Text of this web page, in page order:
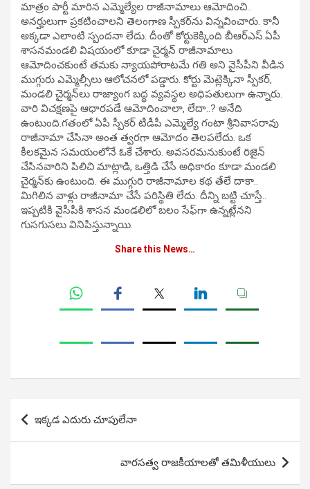
మాత్రం పార్టీ మారిన ఎమ్మెల్యేల రాజీనామాలు ఆమోదించి..
అనర్హులుగా ప్రకటించాలని తెలంగాణ స్పీకర్‌ను విన్నవించారు. కానీ
అక్కడా ఎలాంటి స్పందనా లేదు. దీంతో కోర్టుకెక్కింది బీఆర్ఎస్‌.ఏపీ
శాసనమండలి విషయంలో కూడా చైర్మన్‌ రాజీనామాలు
ఆమోదించకుంటే తమకు న్యాయపోరాటమే గతి అని వైసీపీని వీడిన
ముగ్గురు ఎమ్మెల్సీలు ఆలోచనలో పడ్డారు. కోర్టు మెట్లెక్కినా స్పీకర్‌,
మండలి చైర్మన్‌లు రాజ్యాంగ బద్ధ వ్యవస్థల అధిపతులుగా ఉన్నారు.
వారి విచక్షణపై ఆధారపడే ఆమోదించాలా, లేదా..? అనేది
ఉంటుంది.గతంలో ఏపీ స్పీకర్‌ టీడీపీ ఎమ్మెల్యే గంటా శ్రీనివాసరావు
రాజీనామా చేసినా అంత త్వరగా ఆమోదం తెలపలేదు. ఒక
కీలకమైన సమయంలోనే ఓకే చేశారు. అవసరమనుకుంటే రిజైన్‌
చేసినవారిని పిలిచి మాట్లాడి, ఒత్తిడి చేసే అధికారం కూడా మండలి
చైర్మన్‌కు ఉంటుంది. ఈ ముగ్గురి రాజీనామాల కథ తేలే దాకా..
మిగిలిన వాళ్లు రాజీనామా చేసే పరిస్థితి లేదు. దీన్ని బట్టి చూస్తే..
ఇప్పటికి వైసీపీకి శాసన మండలిలో బలం సేఫ్‌గా ఉన్నట్లేనని
గుసగుసలు వినిపిస్తున్నాయి.
Share this News…
Post
navigation
ఇక్కడ ఎదురు చూపులేనా
వారసత్వ రాజకీయాలతో తమిళీయులు